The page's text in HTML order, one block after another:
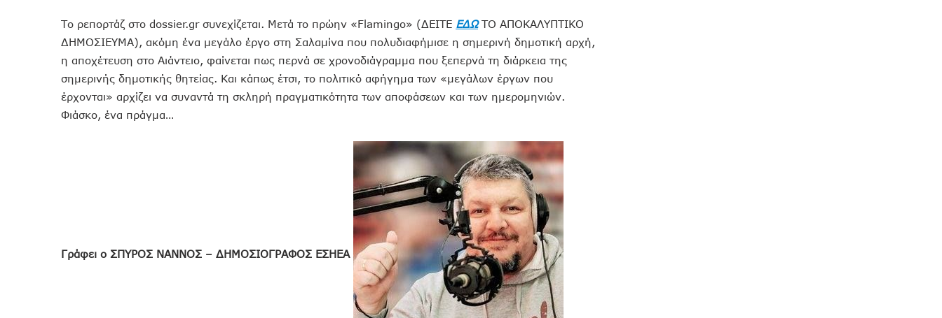
Το ρεπορτάζ στο dossier.gr συνεχίζεται. Μετά το πρώην «Flamingo» (ΔΕΙΤΕ ΕΔΩΤΟ ΑΠΟΚΑΛΥΠΤΙΚΟ
ΔΗΜΟΣΙΕΥΜΑ), ακόμη ένα μεγάλο έργο στη Σαλαμίνα που πολυδιαφήμισε η σημερινή δημοτική αρχή,
η αποχέτευση στο Αιάντειο, φαίνεται πως περνά σε χρονοδιάγραμμα που ξεπερνά τη διάρκεια της
σημερινής δημοτικής θητείας. Και κάπως έτσι, το πολιτικό αφήγημα των «μεγάλων έργων που
έρχονται» αρχίζει να συναντά τη σκληρή πραγματικότητα των αποφάσεων και των ημερομηνιών.
Φιάσκο, ένα πράγμα…
Γράφει ο ΣΠΥΡΟΣ ΝΑΝΝΟΣ – ΔΗΜΟΣΙΟΓΡΑΦΟΣ ΕΣΗΕΑ